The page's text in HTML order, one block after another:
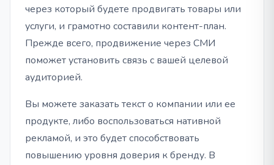
через который будете продвигать товары или
услуги, и грамотно составили контент-план.
Прежде всего, продвижение через СМИ
поможет установить связь с вашей целевой
аудиторией.
Вы можете заказать текст о компании или ее
продукте, либо воспользоваться нативной
рекламой, и это будет способствовать
повышению уровня доверия к бренду. В